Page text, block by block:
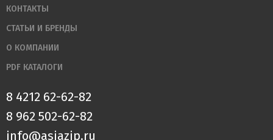
КОНТАКТЫ
СТАТЬИ И БРЕНДЫ
О КОМПАНИИ
PDF КАТАЛОГИ
8 4212 62-62-82
8 962 502-62-82
info@asiazip.ru